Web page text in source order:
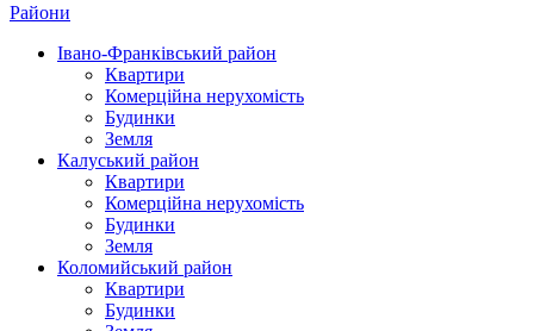
Райони
Івано-Франківський район
Квартири
Комерційна нерухомість
Будинки
Земля
Калуський район
Квартири
Комерційна нерухомість
Будинки
Земля
Коломийський район
Квартири
Будинки